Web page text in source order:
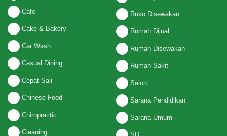
Cafe
Cake & Bakery
Car Wash
Casual Dining
Cepat Saji
Chinese Food
Chiropractic
Cleaning
Ruko Disewakan
Rumah Dijual
Rumah Disewakan
Rumah Sakit
Salon
Sarana Pendidikan
Sarana Umum